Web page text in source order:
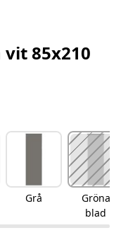
85x210
Grå
Gröna
blad